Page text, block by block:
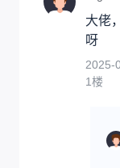
大佬
呀
2025-
1楼